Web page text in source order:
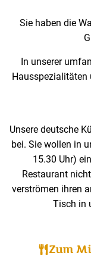
Sie haben die
In unserer
Hausspezialitäten
Unsere deutsche
bei. Sie wollen in
15.30 Uhr)
Restaurant
verströmen ihren
Tisch in
Zum